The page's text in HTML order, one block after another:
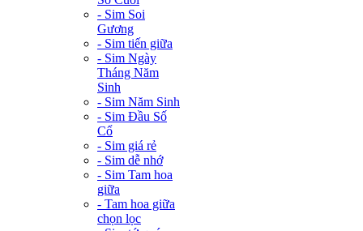
- Sim Soi
Gương
- Sim tiến giữa
- Sim Ngày
Tháng Năm
Sinh
- Sim Năm Sinh
- Sim Đầu Số
Cổ
- Sim giá rẻ
- Sim dễ nhớ
- Sim Tam hoa
giữa
- Tam hoa giữa
chọn lọc